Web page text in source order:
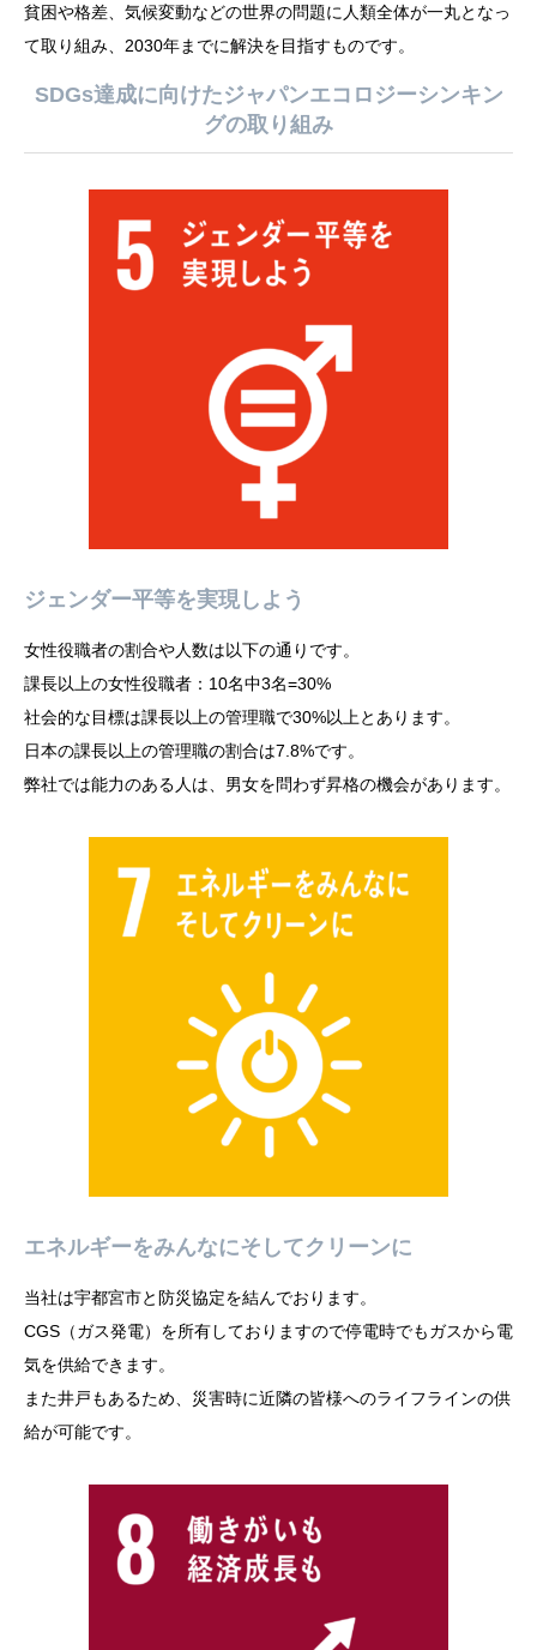
貧困や格差、気候変動などの世界の問題に人類全体が一丸となっ
て取り組み、2030年までに解決を目指すものです。
SDGs達成に向けたジャパンエコロジーシンキン
グの取り組み
ジェンダー平等を実現しよう
女性役職者の割合や人数は以下の通りです。
課長以上の女性役職者：10名中3名=30%
社会的な目標は課長以上の管理職で30%以上とあります。
日本の課長以上の管理職の割合は7.8%です。
弊社では能力のある人は、男女を問わず昇格の機会があります。
エネルギーをみんなにそしてクリーンに
当社は宇都宮市と防災協定を結んでおります。
CGS（ガス発電）を所有しておりますので停電時でもガスから電
気を供給できます。
また井戸もあるため、災害時に近隣の皆様へのライフラインの供
給が可能です。